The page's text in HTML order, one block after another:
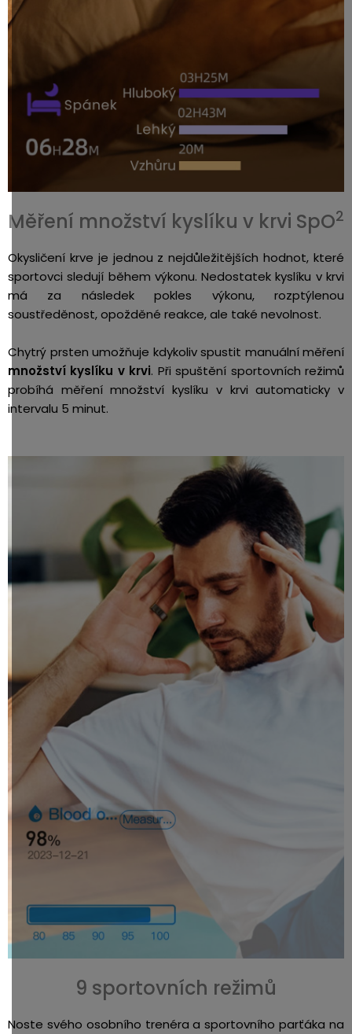
Měření množství kyslíku v krvi SpO2
Okysličení krve je jednou z nejdůležitějších hodnot, které
sportovci sledují během výkonu. Nedostatek kyslíku v krvi
má za následek pokles výkonu, rozptýlenou
soustředěnost, opožděné reakce, ale také nevolnost.
Chytrý prsten umožňuje kdykoliv spustit manuální měření
množství kyslíku v krvi. Při spuštění sportovních režimů
probíhá měření množství kyslíku v krvi automaticky v
intervalu 5 minut.
9 sportovních režimů
Noste svého osobního trenéra a sportovního parťáka na